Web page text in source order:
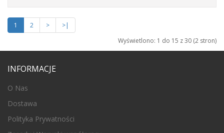
1 2 >
>|
Wyświetlono: 1 do 15 z 30 (2 stron)
INFORMACJE
O Nas
Dostawa
Polityka Prywatności